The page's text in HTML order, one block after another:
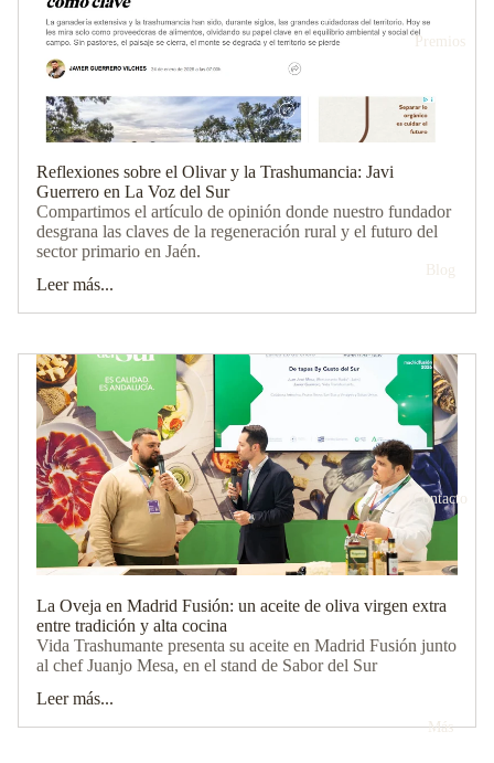
Premios
Blog
Contacto
Más
Reflexiones sobre el Olivar y la Trashumancia: Javi
Guerrero en La Voz del Sur
Compartimos el artículo de opinión donde nuestro fundador
desgrana las claves de la regeneración rural y el futuro del
sector primario en Jaén.
Leer más...
La Oveja en Madrid Fusión: un aceite de oliva virgen extra
entre tradición y alta cocina
Vida Trashumante presenta su aceite en Madrid Fusión junto
al chef Juanjo Mesa, en el stand de Sabor del Sur
Leer más...